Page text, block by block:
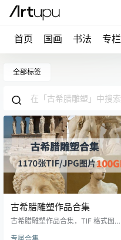
首页 国画 书法 专栏
全部标签
古希腊雕塑作品合集
古希腊雕塑作品合集，TIF 格式图片